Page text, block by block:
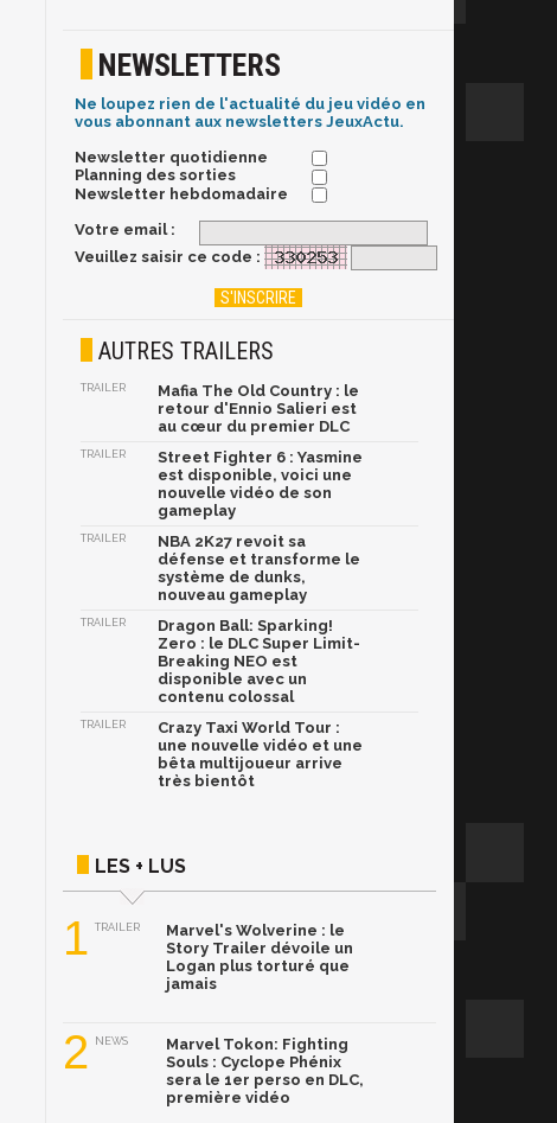
NEWSLETTERS
Ne loupez rien de l'actualité du jeu vidéo en
vous abonnant aux newsletters JeuxActu.
Newsletter quotidienne
Planning des sorties
Newsletter hebdomadaire
Votre email :
Veuillez saisir ce code :
AUTRES TRAILERS
TRAILER
Mafia The Old Country : le
retour d'Ennio Salieri est
au cœur du premier DLC
TRAILER
Street Fighter 6 : Yasmine
est disponible, voici une
nouvelle vidéo de son
gameplay
TRAILER
NBA 2K27 revoit sa
défense et transforme le
système de dunks,
nouveau gameplay
TRAILER
Dragon Ball: Sparking!
Zero : le DLC Super Limit-
Breaking NEO est
disponible avec un
contenu colossal
TRAILER
Crazy Taxi World Tour :
une nouvelle vidéo et une
bêta multijoueur arrive
très bientôt
LES + LUS
1 TRAILER
Marvel's Wolverine : le
Story Trailer dévoile un
Logan plus torturé que
jamais
2 NEWS
Marvel Tokon: Fighting
Souls : Cyclope Phénix
sera le 1er perso en DLC,
première vidéo